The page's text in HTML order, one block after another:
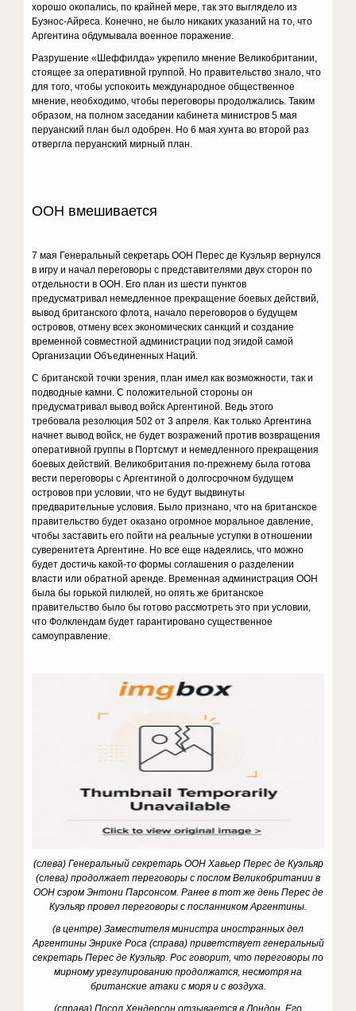
хорошо окопались, по крайней мере, так это выглядело из
Буэнос-Айреса. Конечно, не было никаких указаний на то, что
Аргентина обдумывала военное поражение.
Разрушение «Шеффилда» укрепило мнение Великобритании,
стоящее за оперативной группой. Но правительство знало, что
для того, чтобы успокоить международное общественное
мнение, необходимо, чтобы переговоры продолжались. Таким
образом, на полном заседании кабинета министров 5 мая
перуанский план был одобрен. Но 6 мая хунта во второй раз
отвергла перуанский мирный план.
ООН вмешивается
7 мая Генеральный секретарь ООН Перес де Куэльяр вернулся
в игру и начал переговоры с представителями двух сторон по
отдельности в ООН. Его план из шести пунктов
предусматривал немедленное прекращение боевых действий,
вывод британского флота, начало переговоров о будущем
островов, отмену всех экономических санкций и создание
временной совместной администрации под эгидой самой
Организации Объединенных Наций.
С британской точки зрения, план имел как возможности, так и
подводные камни. С положительной стороны он
предусматривал вывод войск Аргентиной. Ведь этого
требовала резолюция 502 от 3 апреля. Как только Аргентина
начнет вывод войск, не будет возражений против возвращения
оперативной группы в Портсмут и немедленного прекращения
боевых действий. Великобритания по-прежнему была готова
вести переговоры с Аргентиной о долгосрочном будущем
островов при условии, что не будут выдвинуты
предварительные условия. Было признано, что на британское
правительство будет оказано огромное моральное давление,
чтобы заставить его пойти на реальные уступки в отношении
суверенитета Аргентине. Но все еще надеялись, что можно
будет достичь какой-то формы соглашения о разделении
власти или обратной аренде. Временная администрация ООН
была бы горькой пилюлей, но опять же британское
правительство было бы готово рассмотреть это при условии,
что Фолклендам будет гарантировано существенное
самоуправление.
(слева) Генеральный секретарь ООН Хавьер Перес де Куэльяр
(слева) продолжает переговоры с послом Великобритании в
ООН сэром Энтони Парсонсом. Ранее в тот же день Перес де
Куэльяр провел переговоры с посланником Аргентины.
(в центре) Заместителя министра иностранных дел
Аргентины Энрике Роса (справа) приветствует генеральный
секретарь Перес де Куэльяр. Рос говорит, что переговоры по
мирному урегулированию продолжатся, несмотря на
британские атаки с моря и с воздуха.
(справа) Посол Хендерсон отзывается в Лондон. Его